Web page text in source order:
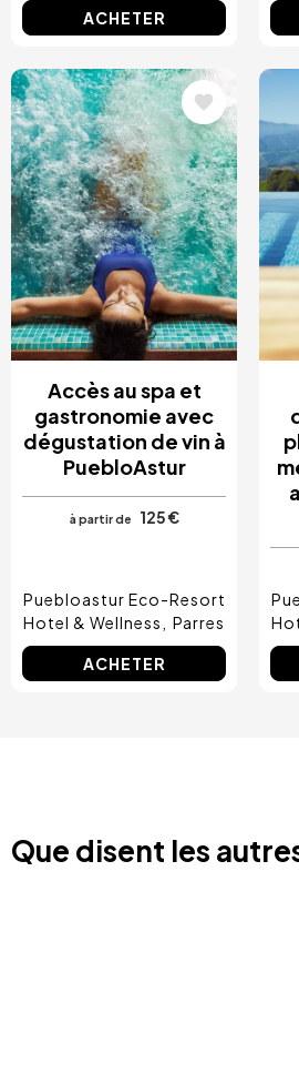
ACHETER
Image
Accès au spa et
gastronomie avec
dégustation de vin à
PuebloAstur
à partir de 125 €
Puebloastur Eco-Resort
Hotel & Wellness
Parres
ACHETER
Que disent les